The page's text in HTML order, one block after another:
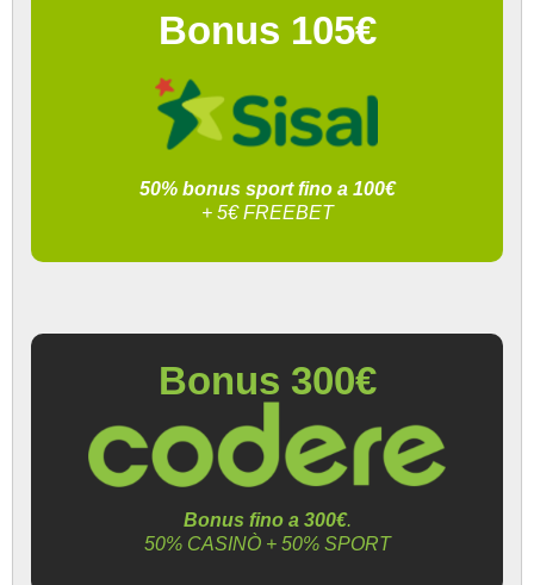
Bonus 105€
50% bonus sport fino a 100€
+ 5€ FREEBET
Bonus 300€
Bonus fino a 300€.
50% CASINÒ + 50% SPORT